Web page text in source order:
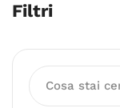
Filtri